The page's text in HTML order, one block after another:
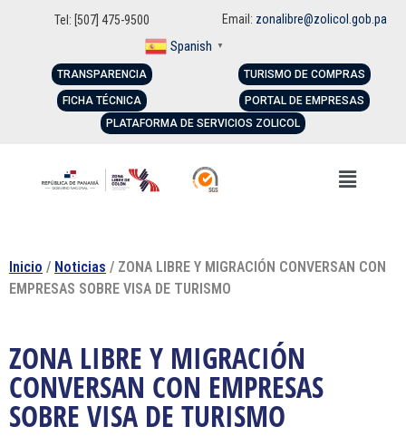
Tel: [507] 475-9500 Email: zonalibre@zolicol.gob.pa
Spanish ▼
TRANSPARENCIA
FICHA TÉCNICA
TURISMO DE COMPRAS
PORTAL DE EMPRESAS
PLATAFORMA DE SERVICIOS ZOLICOL
Inicio / Noticias / ZONA LIBRE Y MIGRACIÓN CONVERSAN CON
EMPRESAS SOBRE VISA DE TURISMO
ZONA LIBRE Y MIGRACIÓN
CONVERSAN CON EMPRESAS
SOBRE VISA DE TURISMO